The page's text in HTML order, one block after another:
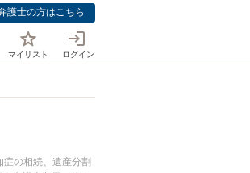
護士の方はこちら
マイリスト ログイン
の相続、遺産分割